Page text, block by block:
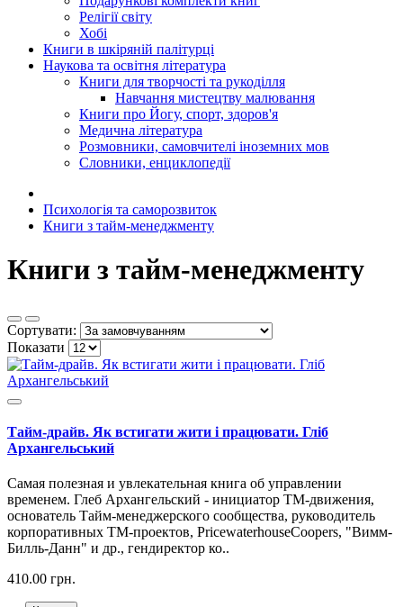
Релігії світу
Хобі
Книги в шкіряній палітурці
Наукова та освітня література
Книги для творчості та рукоділля
Навчання мистецтву малювання
Книги про Йогу, спорт, здоров'я
Медична література
Розмовники, самовчителі іноземних мов
Словники, енциклопедії
Психологія та саморозвиток
Книги з тайм-менеджменту
Книги з тайм-менеджменту
Сортувати:
Показати
Тайм-драйв. Як встигати жити і працювати. Гліб
Архангельський
Самая полезная и увлекательная книга об управлении
временем. Глеб Архангельский - инициатор TM-движения,
основатель Тайм-менеджерского сообщества, руководитель
корпоративных ТМ-проектов, PricewaterhouseCoopers, "Вимм-
Билль-Данн" и др., гендиректор ко..
410.00 грн.